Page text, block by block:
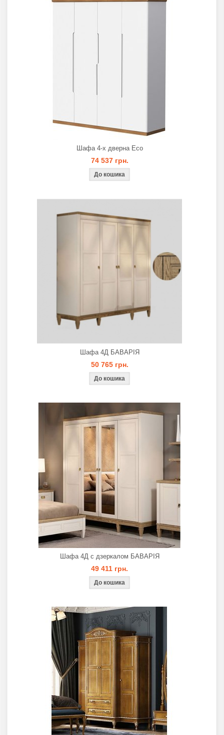
Шафа 4-х дверна Eco
74 537 грн.
Шафа 4Д БАВАРIЯ
50 765 грн.
Шафа 4Д с дзеркалом БАВАРІЯ
49 411 грн.